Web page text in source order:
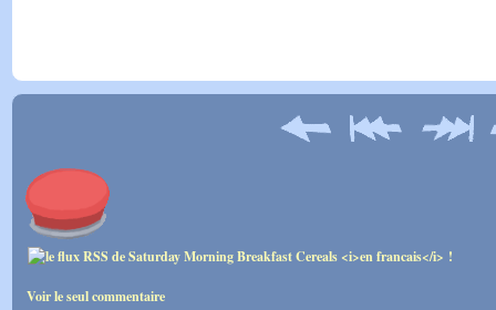
Voir le seul commentaire